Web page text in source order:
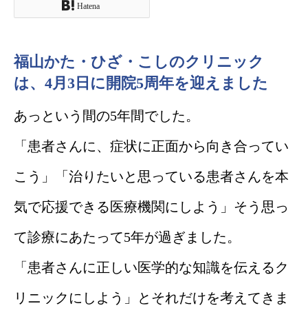
Hatena
福山かた・ひざ・こしのクリニック
は、4月3日に開院5周年を迎えました
あっという間の5年間でした。
「患者さんに、症状に正面から向き合ってい
こう」「治りたいと思っている患者さんを本
気で応援できる医療機関にしよう」そう思っ
て診療にあたって5年が過ぎました。
「患者さんに正しい医学的な知識を伝えるク
リニックにしよう」とそれだけを考えてきま